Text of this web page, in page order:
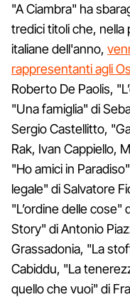
"A Ciambra" ha
tredici titoli che,
italiane dell'anno,
rappresentanti agli
Roberto De Paolis,
"Una famiglia" di
Sergio Castellitto,
Rak, Ivan Cappiello,
"Ho amici in
legale" di Salvatore
"L’ordine delle cose"
Story" di Antonio
Grassadonia, "La
Cabiddu, "La
quello che vuoi" di